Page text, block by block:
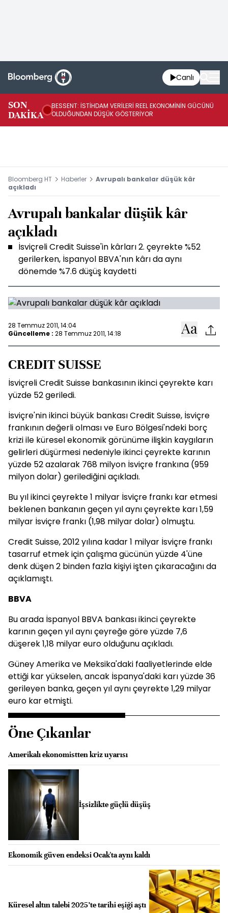
Canlı
SON
DAKİKA
BESSENT: İSTİHDAM VERİLERİ REEL EKONOMİNİN GÜCÜNÜ
OLDUĞUNDAN DÜŞÜK GÖSTERİYOR
Bloomberg HT Haberler
Avrupalı bankalar düşük kâr
açıkladı
Avrupalı bankalar düşük kâr
açıkladı
İsviçreli Credit Suisse'in kârları 2. çeyrekte %52
gerilerken, İspanyol BBVA'nın kârı da aynı
dönemde %7.6 düşüş kaydetti
28 Temmuz 2011, 14:04
Güncelleme : 28 Temmuz 2011, 14:18
CREDIT SUISSE
İsviçreli Credit Suisse bankasının ikinci çeyrekte karı
yüzde 52 geriledi.
İsviçre'nin ikinci büyük bankası Credit Suisse, İsviçre
frankının değerli olması ve Euro Bölgesi'ndeki borç
krizi ile küresel ekonomik görünüme ilişkin kaygıların
gelirleri düşürmesi nedeniyle ikinci çeyrekte karının
yüzde 52 azalarak 768 milyon İsviçre frankına (959
milyon dolar) gerilediğini açıkladı.
Bu yıl ikinci çeyrekte 1 milyar İsviçre frankı kar etmesi
beklenen bankanın geçen yıl aynı çeyrekte karı 1,59
milyar İsviçre frankı (1,98 milyar dolar) olmuştu.
Credit Suisse, 2012 yılına kadar 1 milyar İsviçre frankı
tasarruf etmek için çalışma gücünün yüzde 4'üne
denk düşen 2 binden fazla kişiyi işten çıkaracağını da
açıklamıştı.
BBVA
Bu arada İspanyol BBVA bankası ikinci çeyrekte
karının geçen yıl aynı çeyreğe göre yüzde 7,6
düşerek 1,18 milyar euro olduğunu açıkladı.
Güney Amerika ve Meksika'daki faaliyetlerinde elde
ettiği kar yükselen, ancak İspanya'daki karı yüzde 36
gerileyen banka, geçen yıl aynı çeyrekte 1,29 milyar
euro kar etmişti.
Öne Çıkanlar
Amerikalı ekonomistten kriz uyarısı
İşsizlikte güçlü düşüş
Ekonomik güven endeksi Ocak'ta aynı kaldı
Küresel altın talebi 2025’te tarihi eşiği aştı